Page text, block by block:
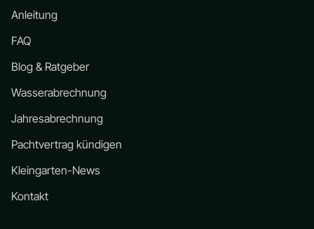
Anleitung
FAQ
Blog & Ratgeber
Wasserabrechnung
Jahresabrechnung
Pachtvertrag kündigen
Kleingarten-News
Kontakt